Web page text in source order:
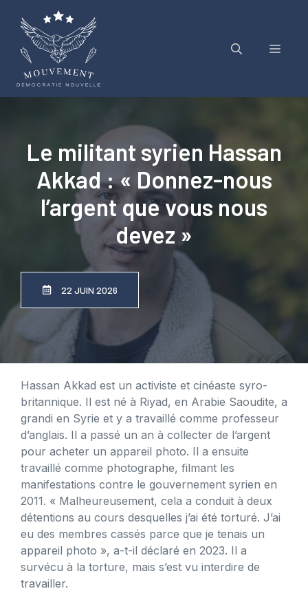
contenu
Menu
Le militant syrien Hassan
Akkad : « Donnez-nous
l’argent que vous nous
devez »
22 JUIN 2026
Hassan Akkad est un activiste et cinéaste syro-
britannique. Il est né à Riyad, en Arabie Saoudite, a
grandi en Syrie et y a travaillé comme professeur
d’anglais. Il a passé un an à collecter de l’argent
pour acheter un appareil photo. Il a ensuite
travaillé comme photographe, filmant les
manifestations contre le gouvernement syrien en
2011. « Malheureusement, cela a conduit à deux
détentions au cours desquelles j’ai été torturé. J’ai
eu des membres cassés parce que je tenais un
appareil photo », a-t-il déclaré en 2023. Il a
survécu à la torture, mais s’est vu interdire de
travailler.